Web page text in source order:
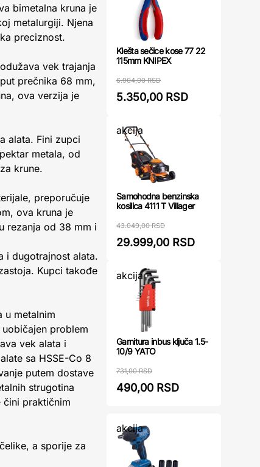
bimetalna kruna je
metalurgiji. Njena
preciznost.
vek trajanja
prečnika 68 mm,
ova verzija je
alata. Fini zupci
metala, od
krune.
preporučuje
ova kruna je
rezanja od 38 mm i
i dugotrajnost alata.
Kupci takođe
u metalnim
problem
vek alata i
sa HSSE-Co 8
putem dostave
strugotina
čini praktičnim
a sporije za
Klešta sečice kose 77 22
115mm KNIPEX
6.904,00 RSD
5.350,00 RSD
akcija
Samohodna benzinska
kosilica 4111 T Villager
43.049,00 RSD
29.999,00 RSD
akcija
Garnitura inbus ključa 1.5-
10/9 YATO
731,00 RSD
490,00 RSD
akcija